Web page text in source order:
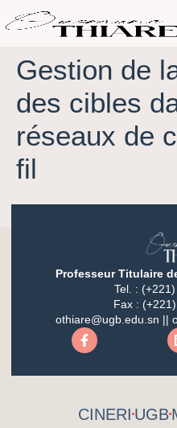
Gestion de
des cibles
réseaux de
fil
Professeur Titulaire
Tel. :
Fax :
othiare@ugb.edu.sn ||
CINERI UGB